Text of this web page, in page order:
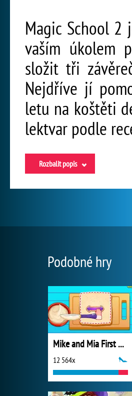
Magic School 2
vaším úkolem
složit tři
Nejdříve jí
letu na koštěti
lektvar podle
Rozbalit popis
Podobné hry
Mike and Mia First Day at School
12 564x